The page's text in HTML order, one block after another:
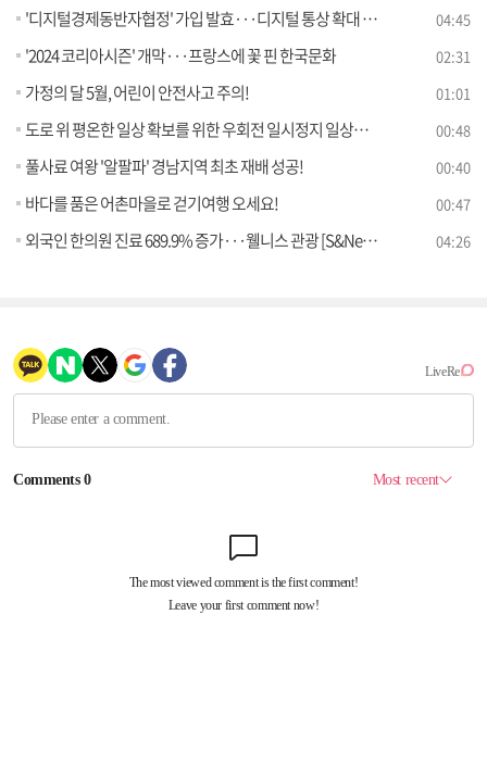
'디지털경제동반자협정' 가입 발효···디지털 통상 확대 [뉴스의 맥] 04:45
'2024 코리아시즌' 개막···프랑스에 꽃 핀 한국문화 02:31
가정의 달 5월, 어린이 안전사고 주의! 01:01
도로 위 평온한 일상 확보를 위한 우회전 일시정지 일상화 추진 00:48
풀사료 여왕 '알팔파' 경남지역 최초 재배 성공! 00:40
바다를 품은 어촌마을로 걷기여행 오세요! 00:47
외국인 한의원 진료 689.9% 증가···웰니스 관광 [S&News] 04:26